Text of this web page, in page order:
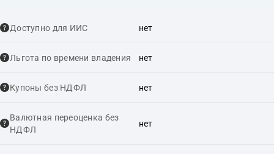
Доступно для ИИС нет
Льгота по времени владения нет
Купоны без НДФЛ нет
Валютная переоценка без
НДФЛ
нет